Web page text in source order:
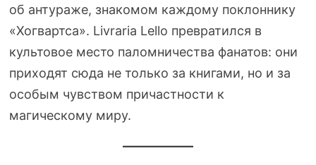
об антураже, знакомом каждому поклоннику
«Хогвартса». Livraria Lello превратился в
культовое место паломничества фанатов: они
приходят сюда не только за книгами, но и за
особым чувством причастности к
магическому миру.